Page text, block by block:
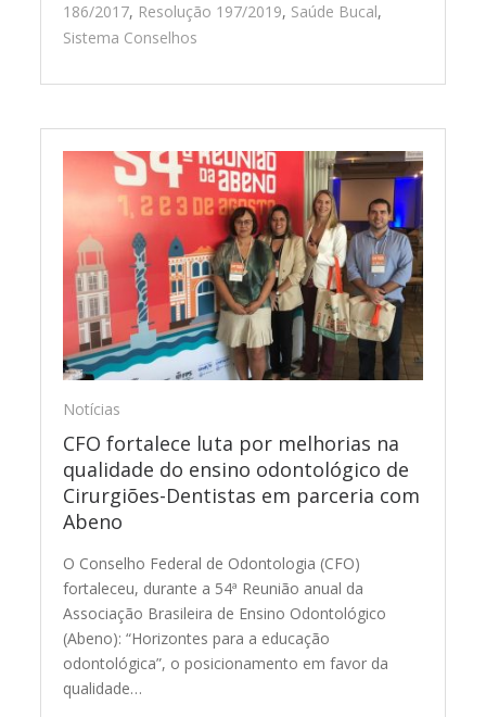
186/2017, Resolução 197/2019, Saúde Bucal,
Sistema Conselhos
Notícias
CFO fortalece luta por melhorias na
qualidade do ensino odontológico de
Cirurgiões-Dentistas em parceria com
Abeno
O Conselho Federal de Odontologia (CFO)
fortaleceu, durante a 54ª Reunião anual da
Associação Brasileira de Ensino Odontológico
(Abeno): “Horizontes para a educação
odontológica”, o posicionamento em favor da
qualidade…